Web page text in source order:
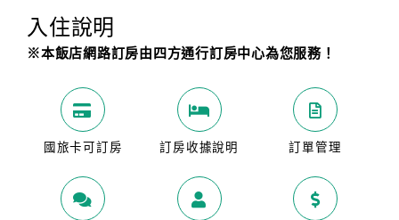
入住說明
※本飯店網路訂房由四方通行訂房中心為您服務！
國旅卡可訂房 訂房收據說明 訂單管理